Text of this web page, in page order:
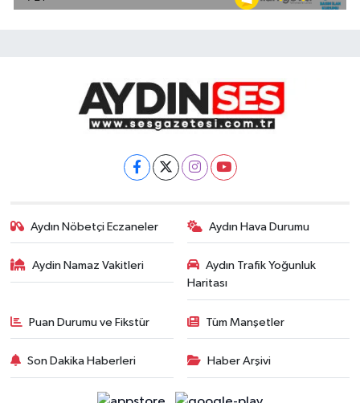
Aydın Nöbetçi Eczaneler Aydın Hava Durumu
Aydin Namaz Vakitleri
Aydın Trafik Yoğunluk
Haritası
Puan Durumu ve Fikstür Tüm Manşetler
Son Dakika Haberleri Haber Arşivi